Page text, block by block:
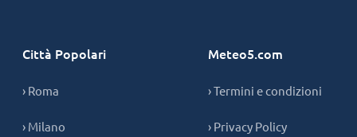
Città Popolari
› Roma
› Milano
Meteo5.com
› Termini e condizioni
› Privacy Policy